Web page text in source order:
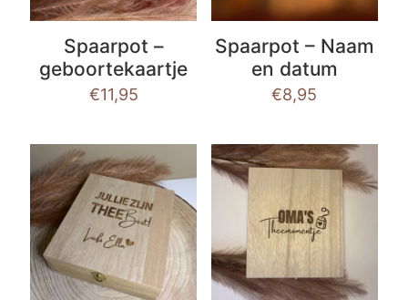
Spaarpot –
geboortekaartje
€11,95
Spaarpot – Naam
en datum
€8,95